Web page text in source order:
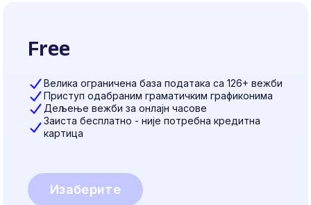
Free
Велика ограничена база података са 126+ вежби
Приступ одабраним граматичким графиконима
Дељење вежби за онлајн часове
Заиста бесплатно - није потребна кредитна
картица
Изаберите